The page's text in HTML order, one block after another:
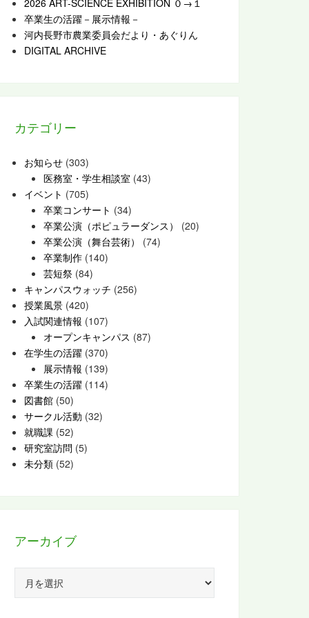
卒業生の活躍－展示情報－
河内長野市農業委員会だより・あぐりん
DIGITAL ARCHIVE
カテゴリー
お知らせ (303)
医務室・学生相談室 (43)
イベント (705)
卒業コンサート (34)
卒業公演（ポピュラーダンス）
(20)
卒業公演（舞台芸術）
(74)
卒業制作 (140)
芸短祭 (84)
キャンパスウォッチ (256)
授業風景 (420)
入試関連情報 (107)
オープンキャンパス (87)
在学生の活躍 (370)
展示情報 (139)
卒業生の活躍 (114)
図書館 (50)
サークル活動 (32)
就職課 (52)
研究室訪問 (5)
未分類 (52)
アーカイブ
カ